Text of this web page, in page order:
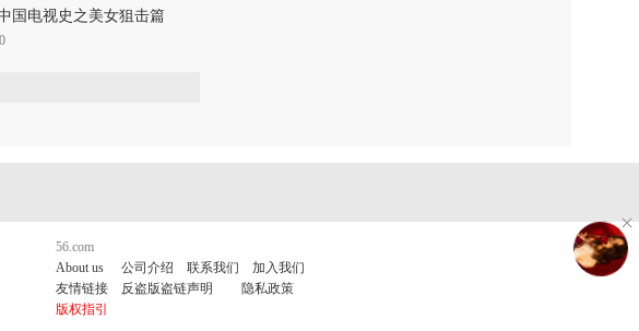
国电视史之美女狙击篇
0
56.com
About us
公司介绍 联系我们
加入我们
友情链接
反盗版盗链声明
隐私政策
版权指引